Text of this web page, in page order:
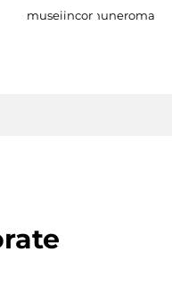
museiincomuneroma